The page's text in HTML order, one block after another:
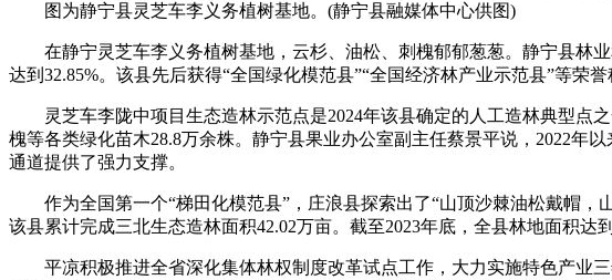
图为静宁县灵芝车李义务植树基地。(静宁县融媒体中心供图)
在静宁灵芝车李义务植树基地，云杉、油松、刺槐郁郁葱葱。静宁县林业
达到32.85%。该县先后获得“全国绿化模范县”“全国经济林产业示范县”等荣誉
灵芝车李陇中项目生态造林示范点是2024年该县确定的人工造林典型点之
槐等各类绿化苗木28.8万余株。静宁县果业办公室副主任蔡景平说，2022年
通道提供了强力支撑。
作为全国第一个“梯田化模范县”，庄浪县探索出了“山顶沙棘油松戴帽，
该县累计完成三北生态造林面积42.02万亩。截至2023年底，全县林地面积达
平凉积极推进全省深化集体林权制度改革试点工作，大力实施特色产业三